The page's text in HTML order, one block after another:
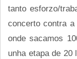
tanto esforzo/
concerto contra
onde sacamos
unha etapa de 20